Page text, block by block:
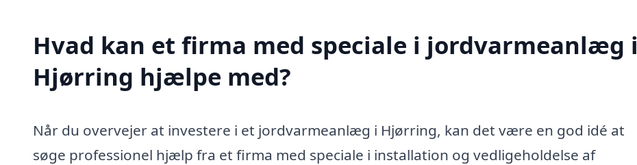
Hvad kan et firma med speciale i jordvarmeanlæg i
Hjørring hjælpe med?
Når du overvejer at investere i et jordvarmeanlæg i Hjørring, kan det være en god idé at
søge professionel hjælp fra et firma med speciale i installation og vedligeholdelse af